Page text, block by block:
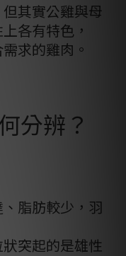
其實公雞與母
各有特色，
求的雞肉。
分辨？
脂肪較少，羽
突起的是雄性